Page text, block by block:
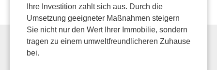
Ihre Investition zahlt sich aus. Durch die
Umsetzung geeigneter Maßnahmen steigern
Sie nicht nur den Wert Ihrer Immobilie, sondern
tragen zu einem umweltfreundlicheren Zuhause
bei.